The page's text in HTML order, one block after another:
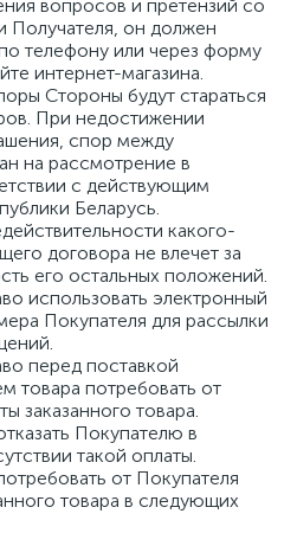
вопросов и претензий со
Получателя, он должен
телефону или через форму
интернет-магазина.
Стороны будут стараться
При недостижении
спор между
на рассмотрение в
с действующим
Беларусь.
какого-
договора не влечет за
его остальных положений.
использовать электронный
Покупателя для рассылки
перед поставкой
товара потребовать от
заказанного товара.
Покупателю в
такой оплаты.
от Покупателя
товара в следующих